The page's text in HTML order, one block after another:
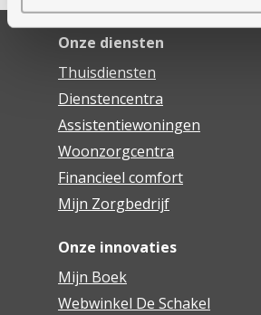
Onze diensten
Thuisdiensten
Dienstencentra
Assistentiewoningen
Woonzorgcentra
Financieel comfort
Mijn Zorgbedrijf
Onze innovaties
Mijn Boek
Webwinkel De Schakel